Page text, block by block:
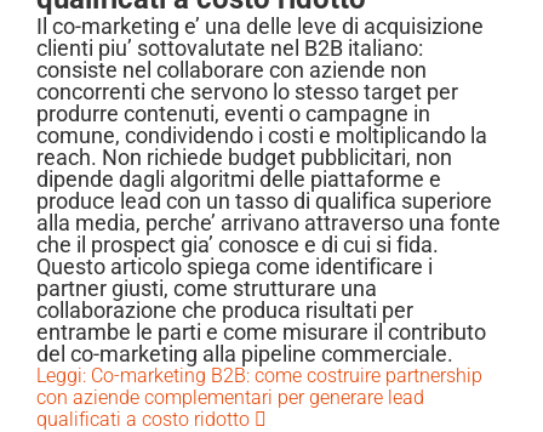
Il co-marketing e’ una delle leve di acquisizione
clienti piu’ sottovalutate nel B2B italiano:
consiste nel collaborare con aziende non
concorrenti che servono lo stesso target per
produrre contenuti, eventi o campagne in
comune, condividendo i costi e moltiplicando la
reach. Non richiede budget pubblicitari, non
dipende dagli algoritmi delle piattaforme e
produce lead con un tasso di qualifica superiore
alla media, perche’ arrivano attraverso una fonte
che il prospect gia’ conosce e di cui si fida.
Questo articolo spiega come identificare i
partner giusti, come strutturare una
collaborazione che produca risultati per
entrambe le parti e come misurare il contributo
del co-marketing alla pipeline commerciale.
Leggi: Co-marketing B2B: come costruire partnership
con aziende complementari per generare lead
qualificati a costo ridotto